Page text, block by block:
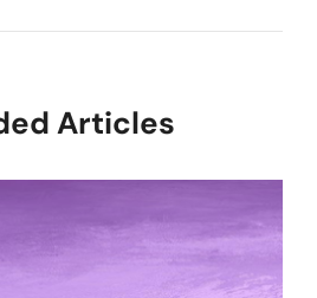
Articles